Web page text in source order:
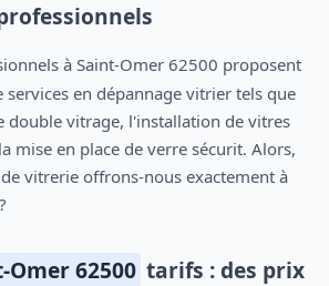
services en dépannage vitrier tels que
double vitrage, l'installation de vitres
mise en place de verre sécurit. Alors,
vitrerie offrons-nous exactement à
Omer 62500 tarifs : des prix